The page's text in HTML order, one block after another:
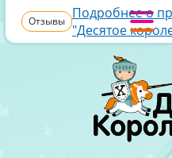
Отзывы Подробнее о
"Десятое